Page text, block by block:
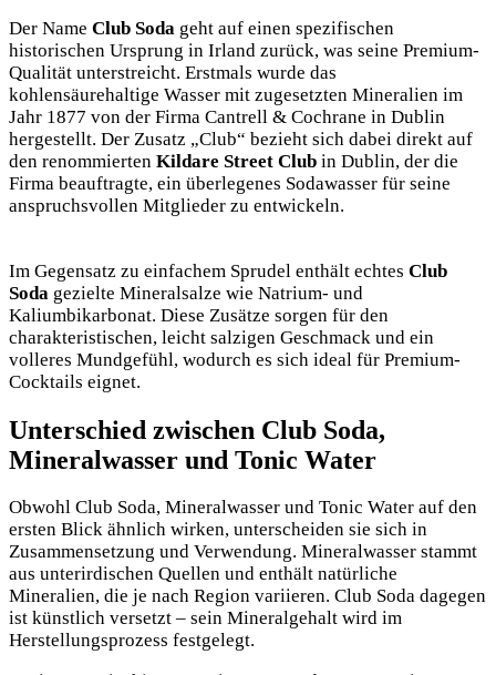
Der Name Club Soda geht auf einen spezifischen
historischen Ursprung in Irland zurück, was seine Premium-
Qualität unterstreicht. Erstmals wurde das
kohlensäurehaltige Wasser mit zugesetzten Mineralien im
Jahr 1877 von der Firma Cantrell & Cochrane in Dublin
hergestellt. Der Zusatz „Club“ bezieht sich dabei direkt auf
den renommierten Kildare Street Club in Dublin, der die
Firma beauftragte, ein überlegenes Sodawasser für seine
anspruchsvollen Mitglieder zu entwickeln.
Im Gegensatz zu einfachem Sprudel enthält echtes Club
Soda gezielte Mineralsalze wie Natrium- und
Kaliumbikarbonat. Diese Zusätze sorgen für den
charakteristischen, leicht salzigen Geschmack und ein
volleres Mundgefühl, wodurch es sich ideal für Premium-
Cocktails eignet.
Unterschied zwischen Club Soda,
Mineralwasser und Tonic Water
Obwohl Club Soda, Mineralwasser und Tonic Water auf den
ersten Blick ähnlich wirken, unterscheiden sie sich in
Zusammensetzung und Verwendung. Mineralwasser stammt
aus unterirdischen Quellen und enthält natürliche
Mineralien, die je nach Region variieren. Club Soda dagegen
ist künstlich versetzt – sein Mineralgehalt wird im
Herstellungsprozess festgelegt.